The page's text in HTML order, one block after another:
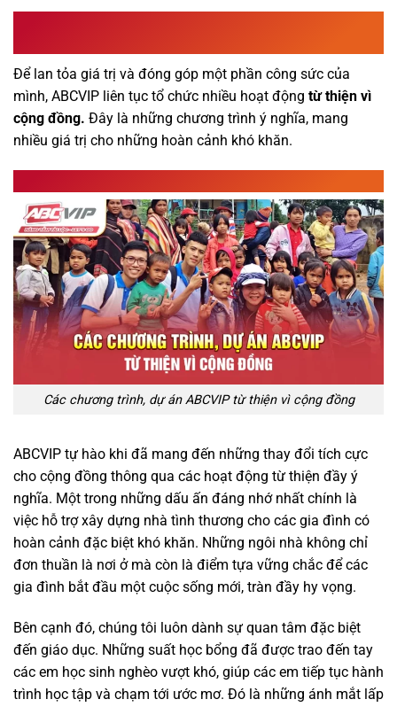
Để lan tỏa giá trị và đóng góp một phần công sức của
mình, ABCVIP liên tục tổ chức nhiều hoạt động từ thiện vì
cộng đồng. Đây là những chương trình ý nghĩa, mang
nhiều giá trị cho những hoàn cảnh khó khăn.
Các chương trình, dự án ABCVIP từ thiện vì cộng đồng
ABCVIP tự hào khi đã mang đến những thay đổi tích cực
cho cộng đồng thông qua các hoạt động từ thiện đầy ý
nghĩa. Một trong những dấu ấn đáng nhớ nhất chính là
việc hỗ trợ xây dựng nhà tình thương cho các gia đình có
hoàn cảnh đặc biệt khó khăn. Những ngôi nhà không chỉ
đơn thuần là nơi ở mà còn là điểm tựa vững chắc để các
gia đình bắt đầu một cuộc sống mới, tràn đầy hy vọng.
Bên cạnh đó, chúng tôi luôn dành sự quan tâm đặc biệt
đến giáo dục. Những suất học bổng đã được trao đến tay
các em học sinh nghèo vượt khó, giúp các em tiếp tục hành
trình học tập và chạm tới ước mơ. Đó là những ánh mắt lấp